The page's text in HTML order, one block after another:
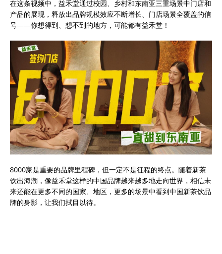
在这条视频中，益禾堂通过校园、乡村和东南亚三重场景中门店和
产品的展现，释放出品牌规模效应不断增长、门店场景全覆盖的信
号——你想得到、想不到的地方，可能都有益禾堂！
8000家是重要的品牌里程碑，但一定不是征程的终点。随着新茶
饮出海潮，像益禾堂这样的中国品牌越来越多地走向世界，相信未
来还能在更多不同的国家、地区，更多的场景中看到中国新茶饮品
牌的身影，让我们拭目以待。